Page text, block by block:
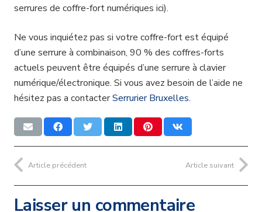
serrures de coffre-fort numériques ici).
Ne vous inquiétez pas si votre coffre-fort est équipé
d’une serrure à combinaison, 90 % des coffres-forts
actuels peuvent être équipés d’une serrure à clavier
numérique/électronique. Si vous avez besoin de l’aide ne
hésitez pas a contacterSerrurier Bruxelles.
Article précédent Article suivant
Laisser un commentaire